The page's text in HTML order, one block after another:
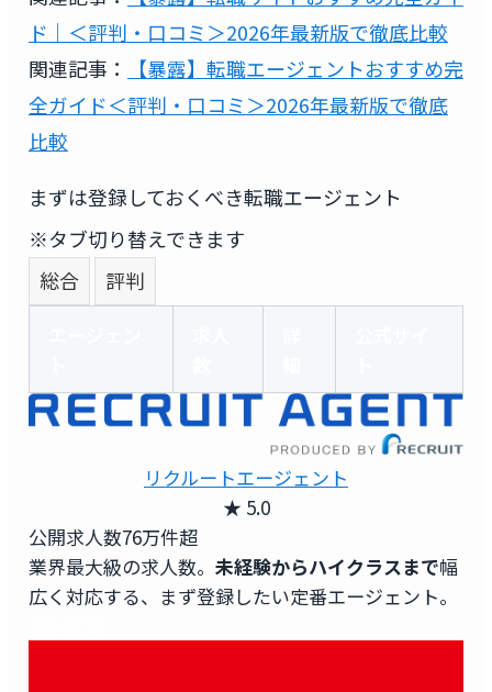
ド｜＜評判・口コミ＞2026年最新版で徹底比較
関連記事：
【暴露】転職エージェントおすすめ完
全ガイド＜評判・口コミ＞2026年最新版で徹底
比較
まずは登録しておくべき転職エージェント
※タブ切り替えできます
総合
評判
リクルートエージェント
★ 5.0
公開求人数76万件超
業界最大級の求人数。 未経験からハイクラスまで幅
広く対応する、まず登録したい定番エージェント。